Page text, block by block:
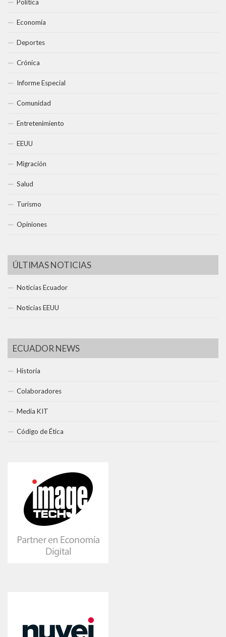
Política
Economía
Deportes
Crónica
Informe Especial
Comunidad
Entretenimiento
EEUU
Migración
Salud
Turismo
Opiniones
ÚLTIMAS NOTICIAS
Noticias Ecuador
Noticias EEUU
ECUADOR NEWS
Historia
Colaboradores
Media KIT
Código de Ética